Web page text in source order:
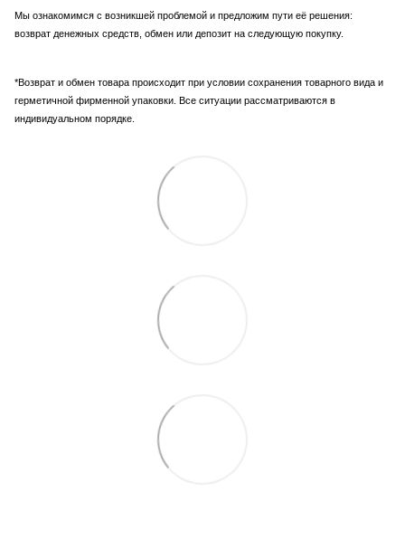
Мы ознакомимся с возникшей проблемой и предложим пути её решения:
возврат денежных средств, обмен или депозит на следующую покупку.
*Возврат и обмен товара происходит при условии сохранения товарного вида и
герметичной фирменной упаковки. Все ситуации рассматриваются в
индивидуальном порядке.